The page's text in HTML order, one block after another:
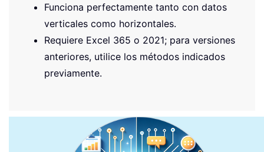
Funciona perfectamente tanto con datos
verticales como horizontales.
Requiere Excel 365 o 2021; para versiones
anteriores, utilice los métodos indicados
previamente.